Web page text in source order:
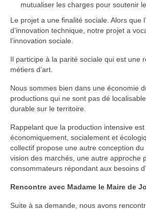
mutualiser les charges pour soutenir
Le projet a une finalité sociale. Alors que
d’innovation technique, notre projet a
l’innovation sociale.
Il participe à la parité sociale qui est une
métiers d’art.
Nous sommes bien dans une économie
productions qui ne sont pas dé
durable sur le territoire.
Rappelant que la production intensive
économiquement, socialement et
collectif propose une autre conception
vision des marchés, une autre approche
consommateurs répondant aux besoins
Rencontre avec Madame le Maire de
Suite à sa demande, nous avons